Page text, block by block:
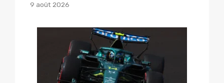
9 août 2026